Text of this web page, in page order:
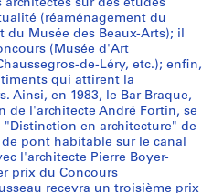
sur des études
(réaménagement du
du Musée des Beaux-Arts); il
(Musée d'Art
de-Léry, etc.); enfin,
qui attirent la
Ainsi, en 1983, le Bar Braque,
de l'architecte André Fortin, se
en architecture" de
pont habitable sur le canal
l'architecte Pierre Boyer-
prix du Concours
recevra un troisième prix